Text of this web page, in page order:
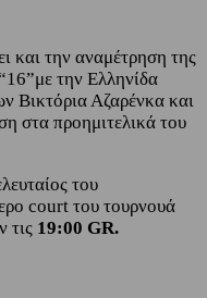
και την αναμέτρηση της
την Ελληνίδα
Βικτόρια Αζαρένκα και
στα προημιτελικά του
του
court του τουρνουά
τις 19:00 GR.